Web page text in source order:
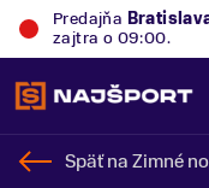
Predajňa
zajtra o 09:00.
Späť naZimné